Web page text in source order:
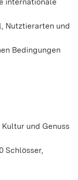
Nutztierarten und
Bedingungen
und Genuss
Schlösser,